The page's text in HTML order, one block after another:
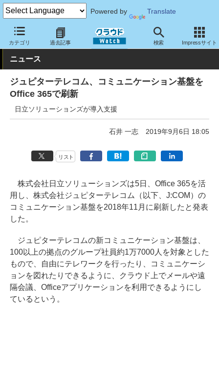
Powered by Translate
カテゴリ 過去記事 検索 Impressサイト
クラウド Watch トピック 導入事例 クラウド
ニュース
ジュピターテレコム、コミュニケーション基盤を
Office 365で刷新
日立ソリューションズが導入支援
石井 一志 2019年9月6日 18:05
リスト
株式会社日立ソリューションズは5日、Office 365を活
用し、株式会社ジュピターテレコム（以下、J:COM）の
コミュニケーション基盤を2018年11月に刷新したと発表
した。
ジュピターテレコムの新コミュニケーション基盤は、
100以上の拠点のグループ社員約1万7000人を対象とした
もので、自由にテレワークを行ったり、コミュニケーシ
ョンを図れたりできるように、クラウド上でメールや遠
隔会議、Officeアプリケーションを利用できるようにし
ているという。